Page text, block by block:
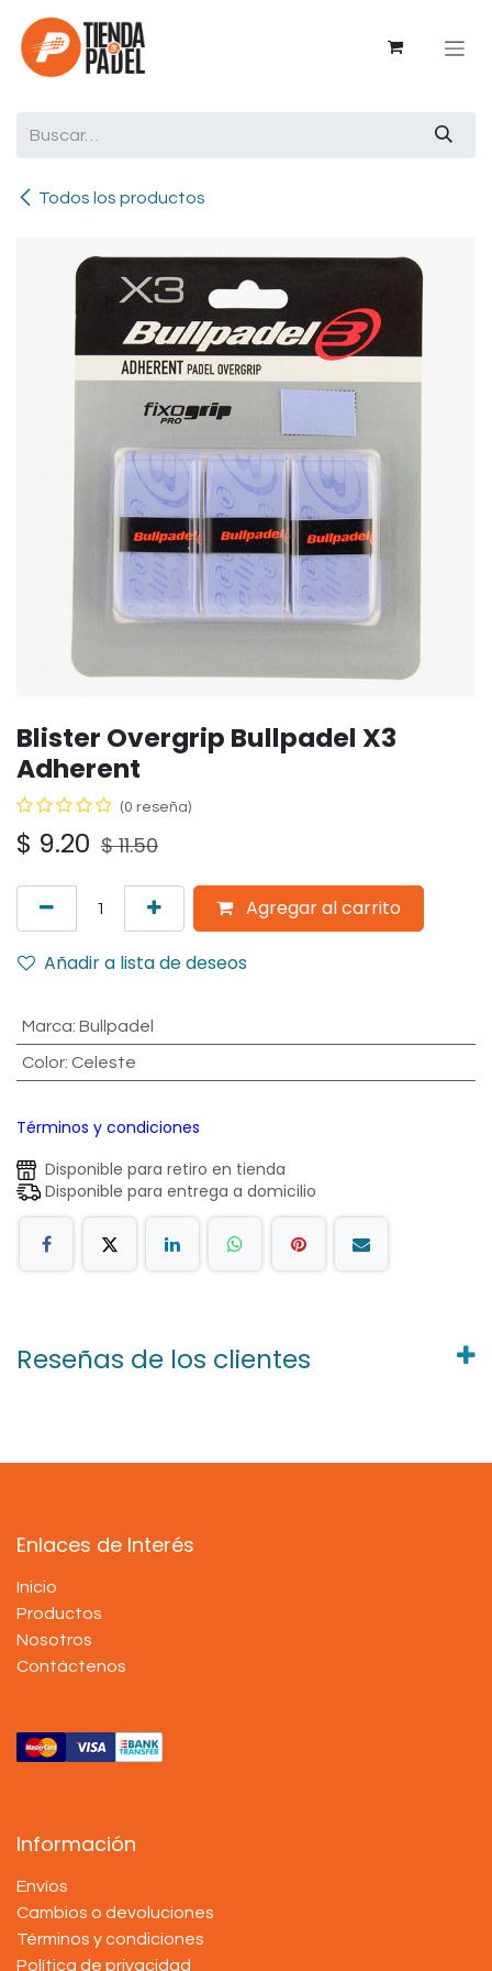
Ir al contenido
Todos los productos
Blister Overgrip Bullpadel X3
Adherent
(0 reseña)
$ 9.20 $11.50
Agregar al carrito
Añadir a lista de deseos
Marca: Bullpadel
Color: Celeste
Términos y condiciones
Disponible para retiro en tienda
Disponible para entrega a domicilio
Reseñas de los clientes
Enlaces de Interés
Inicio
Productos
Nosotros
Contáctenos
Información
Envíos
Cambios o devoluciones
Términos y condiciones
Política de privacidad